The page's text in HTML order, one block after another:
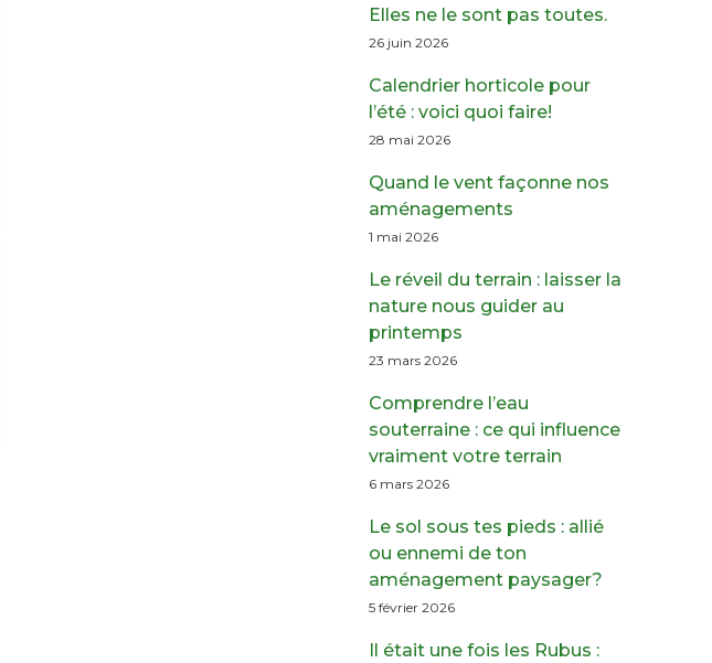
Elles ne le sont pas toutes.
26 juin 2026
Calendrier horticole pour
l’été : voici quoi faire!
28 mai 2026
Quand le vent façonne nos
aménagements
1 mai 2026
Le réveil du terrain : laisser la
nature nous guider au
printemps
23 mars 2026
Comprendre l’eau
souterraine : ce qui influence
vraiment votre terrain
6 mars 2026
Le sol sous tes pieds : allié
ou ennemi de ton
aménagement paysager?
5 février 2026
Il était une fois les Rubus :